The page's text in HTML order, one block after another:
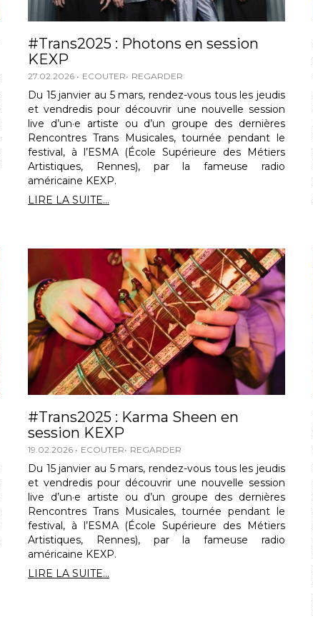
#Trans2025 : Photons en session
KEXP
27.02.2026 ECOUTER REGARDER
Du 15 janvier au 5 mars, rendez-vous tous les jeudis
et vendredis pour découvrir une nouvelle session
live d’un·e artiste ou d’un groupe des dernières
Rencontres Trans Musicales, tournée pendant le
festival, à l’ESMA (École Supérieure des Métiers
Artistiques, Rennes), par la fameuse radio
américaine KEXP.
LIRE LA SUITE...
#Trans2025 : Karma Sheen en
session KEXP
19.02.2026 ECOUTER REGARDER
Du 15 janvier au 5 mars, rendez-vous tous les jeudis
et vendredis pour découvrir une nouvelle session
live d’un·e artiste ou d’un groupe des dernières
Rencontres Trans Musicales, tournée pendant le
festival, à l’ESMA (École Supérieure des Métiers
Artistiques, Rennes), par la fameuse radio
américaine KEXP.
LIRE LA SUITE...